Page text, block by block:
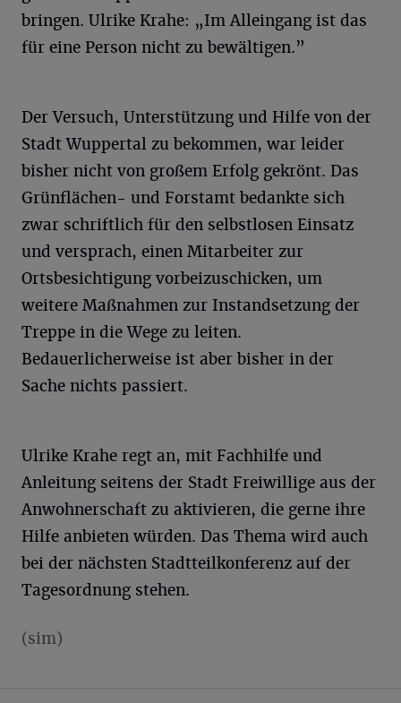
bringen. Ulrike Krahe: „Im Alleingang ist das
für eine Person nicht zu bewältigen.”
Der Versuch, Unterstützung und Hilfe von der
Stadt Wuppertal zu bekommen, war leider
bisher nicht von großem Erfolg gekrönt. Das
Grünflächen- und Forstamt bedankte sich
zwar schriftlich für den selbstlosen Einsatz
und versprach, einen Mitarbeiter zur
Ortsbesichtigung vorbeizuschicken, um
weitere Maßnahmen zur Instandsetzung der
Treppe in die Wege zu leiten.
Bedauerlicherweise ist aber bisher in der
Sache nichts passiert.
Ulrike Krahe regt an, mit Fachhilfe und
Anleitung seitens der Stadt Freiwillige aus der
Anwohnerschaft zu aktivieren, die gerne ihre
Hilfe anbieten würden. Das Thema wird auch
bei der nächsten Stadtteilkonferenz auf der
Tagesordnung stehen.
(sim)